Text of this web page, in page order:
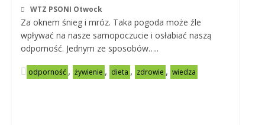
WTZ PSONI Otwock
Za oknem śnieg i mróz. Taka pogoda może źle
wpływać na nasze samopoczucie i osłabiać naszą
odporność. Jednym ze sposobów…..
odporność , żywienie , dieta , zdrowie , wiedza